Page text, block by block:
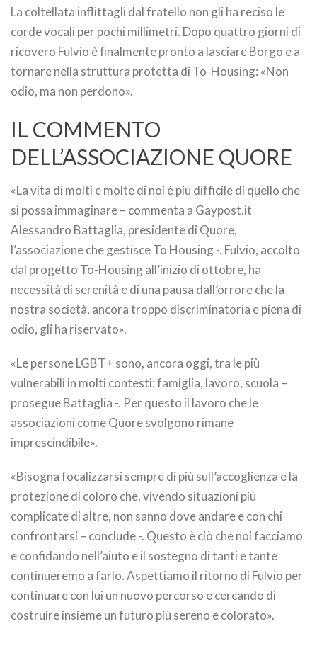
La coltellata inflittagli dal fratello non gli ha reciso le
corde vocali per pochi millimetri. Dopo quattro giorni di
ricovero Fulvio è finalmente pronto a lasciare Borgo e a
tornare nella struttura protetta di To-Housing: «Non
odio, ma non perdono».
IL COMMENTO
DELL’ASSOCIAZIONE QUORE
«La vita di molti e molte di noi è più difficile di quello che
si possa immaginare – commenta a Gaypost.it
Alessandro Battaglia, presidente di Quore,
l’associazione che gestisce To Housing -. Fulvio, accolto
dal progetto To-Housing all’inizio di ottobre, ha
necessità di serenità e di una pausa dall’orrore che la
nostra società, ancora troppo discriminatoria e piena di
odio, gli ha riservato».
«Le persone LGBT+ sono, ancora oggi, tra le più
vulnerabili in molti contesti: famiglia, lavoro, scuola –
prosegue Battaglia -. Per questo il lavoro che le
associazioni come Quore svolgono rimane
imprescindibile».
«Bisogna focalizzarsi sempre di più sull’accoglienza e la
protezione di coloro che, vivendo situazioni più
complicate di altre, non sanno dove andare e con chi
confrontarsi – conclude -. Questo è ciò che noi facciamo
e confidando nell’aiuto e il sostegno di tanti e tante
continueremo a farlo. Aspettiamo il ritorno di Fulvio per
continuare con lui un nuovo percorso e cercando di
costruire insieme un futuro più sereno e colorato».